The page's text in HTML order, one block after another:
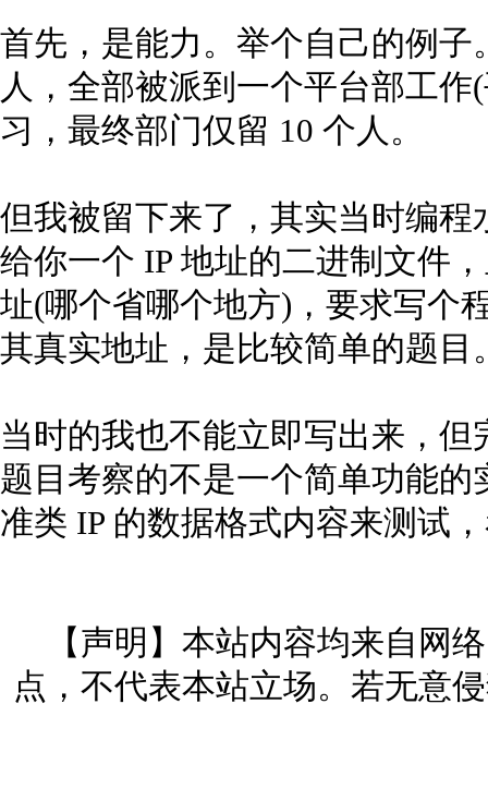
首先，是能力。举个自己的例子
人，全部被派到一个平台部工
习，最终部门仅留 10 个人。
但我被留下来了，其实当时编
给你一个 IP 地址的二进制文件
址(哪个省哪个地方)，要求写个
其真实地址，是比较简单的题目
当时的我也不能立即写出来，
题目考察的不是一个简单功能
准类 IP 的数据格式内容来测试
【声明】本站内容均来自网
点，不代表本站立场。若无意